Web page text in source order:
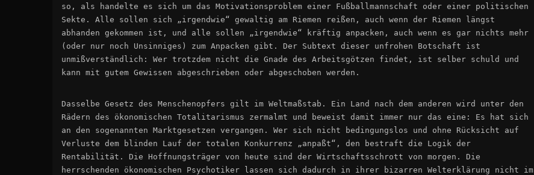
so, als handelte es sich um das Motivationsproblem einer Fußballmannschaft oder einer politischen
Sekte. Alle sollen sich „irgendwie“ gewaltig am Riemen reißen, auch wenn der Riemen längst
abhanden gekommen ist, und alle sollen „irgendwie“ kräftig anpacken, auch wenn es gar nichts mehr
(oder nur noch Unsinniges) zum Anpacken gibt. Der Subtext dieser unfrohen Botschaft ist
unmißverständlich: Wer trotzdem nicht die Gnade des Arbeitsgötzen findet, ist selber schuld und
kann mit gutem Gewissen abgeschrieben oder abgeschoben werden.
Dasselbe Gesetz des Menschenopfers gilt im Weltmaßstab. Ein Land nach dem anderen wird unter den
Rädern des ökonomischen Totalitarismus zermalmt und beweist damit immer nur das eine: Es hat sich
an den sogenannten Marktgesetzen vergangen. Wer sich nicht bedingungslos und ohne Rücksicht auf
Verluste dem blinden Lauf der totalen Konkurrenz „anpaßt“, den bestraft die Logik der
Rentabilität. Die Hoffnungsträger von heute sind der Wirtschaftsschrott von morgen. Die
herrschenden ökonomischen Psychotiker lassen sich dadurch in ihrer bizarren Welterklärung nicht im